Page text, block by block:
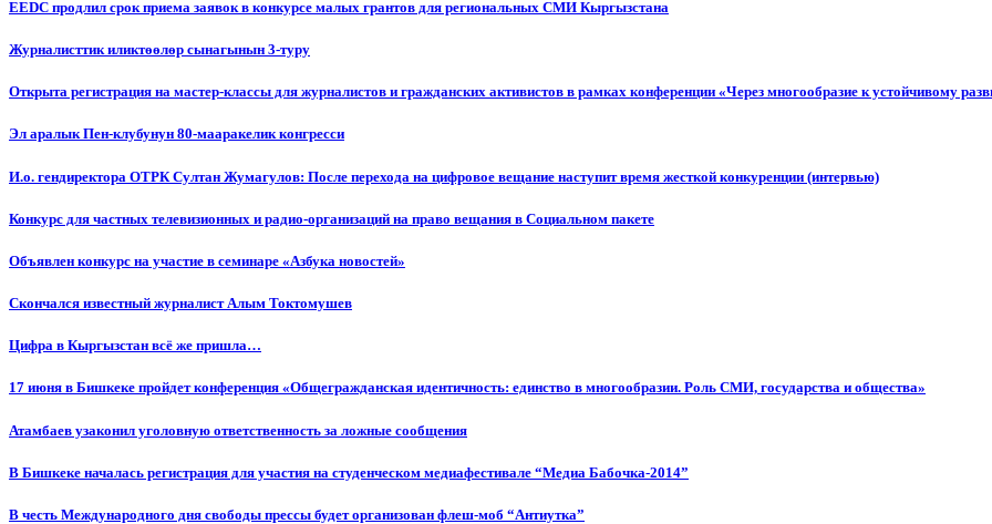
EEDC продлил срок приема заявок в конкурсе малых грантов для региональных СМИ Кыргызстана
Журналисттик иликтөөлөр сынагынын 3-туру
Открыта регистрация на мастер-классы для журналистов и гражданских активистов в рамках конференции «Через многообразие к устойчивому
Эл аралык Пен-клубунун 80-мааракелик конгресси
И.о. гендиректора ОТРК Султан Жумагулов: После перехода на цифровое вещание наступит время жесткой конкуренции (интервью)
Конкурс для частных телевизионных и радио-организаций на право вещания в Социальном пакете
Объявлен конкурс на участие в семинаре «Азбука новостей»
Cкончался известный журналист Алым Токтомушев
Цифра в Кыргызстан всё же пришла…
17 июня в Бишкеке пройдет конференция «Общегражданская идентичность: единство в многообразии. Роль СМИ, государства и общества»
Атамбаев узаконил уголовную ответственность за ложные сообщения
В Бишкеке началась регистрация для участия на студенческом медиафестивале “Медиа Бабочка-2014”
В честь Международного дня свободы прессы будет организован флеш-моб “Антиутка”